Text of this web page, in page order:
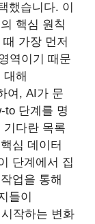
했습니다. 이
핵심 원칙
가장 먼저
역이기 때문
해
여, AI가 문
to 단계를 명
기다란 목록
심 데이터
단계에서 집
업을 통해
들이
작하는 변화